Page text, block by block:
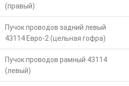
(правый)
Пучок проводов задний левый
43114 Евро-2 (цельная гофра)
Пучок проводов рамный 43114
(левый)